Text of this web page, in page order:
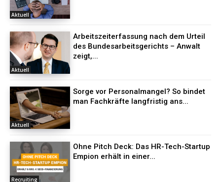
Aktuell
Aktuell
Arbeitszeiterfassung nach dem Urteil
des Bundesarbeitsgerichts – Anwalt
zeigt,...
Aktuell
Sorge vor Personalmangel? So bindet
man Fachkräfte langfristig ans...
Recruiting
Ohne Pitch Deck: Das HR-Tech-Startup
Empion erhält in einer...